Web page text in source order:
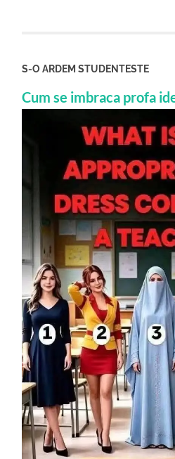
S-O ARDEM STUDENTESTE
Cum se imbraca profa